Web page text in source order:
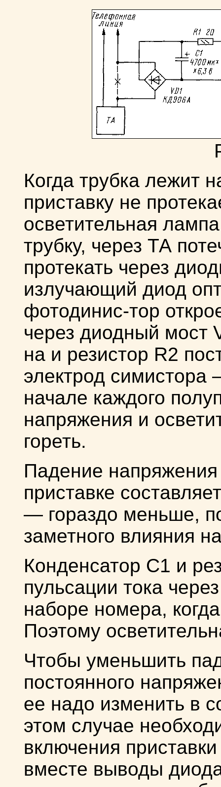
Когда трубка лежит
приставку не
осветительная
трубку, через ТА
протекать через
излучающий диод
фотодинис-тор
через диодный мост
на и резистор R2
электрод симистора
начале каждого
напряжения и
гореть.
Падение напряжения
приставке
— гораздо меньше,
заметного влияния
Конденсатор С1 и
пульсации тока
наборе номера,
Поэтому
Чтобы уменьшить
постоянного
ее надо изменить в
этом случае
включения
вместе выводы